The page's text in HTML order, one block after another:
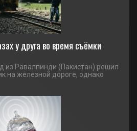
у друга во время съёмки
из Равалпинди (Пакистан) решил
на железной дороге, однако